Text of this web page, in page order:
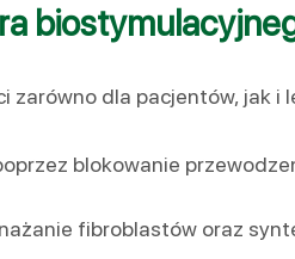
dla pacjentów, jak i
blokowanie
fibroblastów oraz